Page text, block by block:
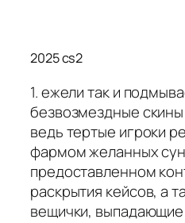
2025 cs2
1. ежели так и
безвозмездные скины
ведь тертые игроки
фармом желанных
предоставленном
раскрытия кейсов, а
вещички,